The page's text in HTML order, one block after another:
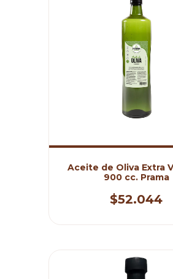
Aceite de Oliva Extra
900 cc. Prama
$52.044